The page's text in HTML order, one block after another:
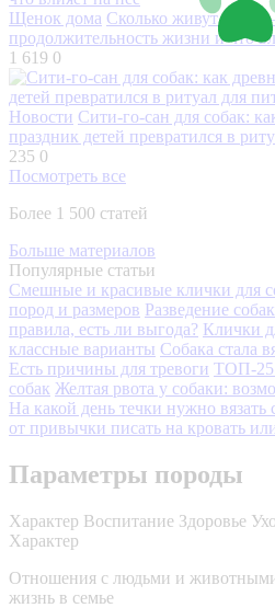
Щенок дома Сколько живут хаски
продолжительность жизни и что
1 619 0
Новости Сити-го-сан для собак:
праздник детей превратился в
235 0
Посмотреть все
Более 1 500 статей
Больше материалов
Популярные статьи
Смешные и красивые клички для
пород и размеров Разведение
правила, есть ли выгода? Клички
классные варианты Собака стала
Есть причины для тревоги ТОП-25
собак Желтая рвота у собаки:
На какой день течки нужно вязать
от привычки писать на кровать
Параметры породы
Характер Воспитание Здоровье
Характер
Отношения с людьми и
жизнь в семье